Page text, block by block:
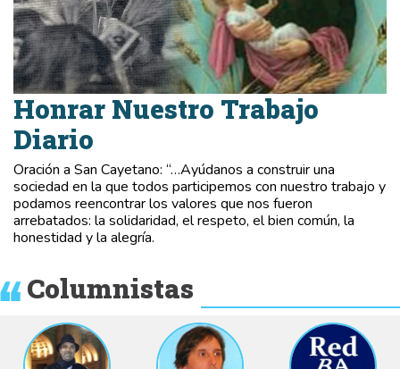
Honrar Nuestro Trabajo
Diario
Oración a San Cayetano: “…Ayúdanos a construir una
sociedad en la que todos participemos con nuestro trabajo y
podamos reencontrar los valores que nos fueron
arrebatados: la solidaridad, el respeto, el bien común, la
honestidad y la alegría.
Columnistas